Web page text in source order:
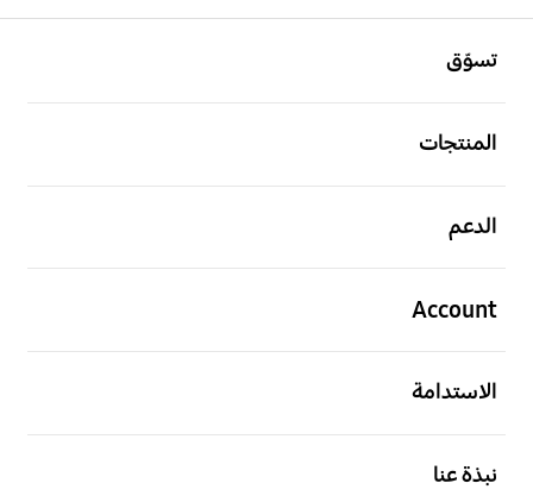
تسوّق
المنتجات
الدعم
Account
الاستدامة
نبذة عنا